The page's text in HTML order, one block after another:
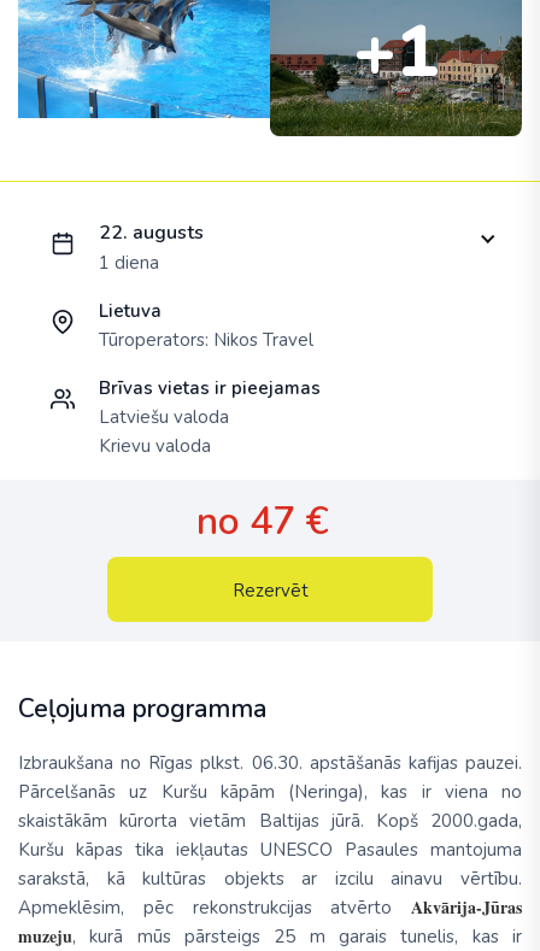
+1
Ceļojuma programma
Izbraukšana no Rīgas plkst. 06.30. apstāšanās kafijas pauzei.
Pārcelšanās uz Kuršu kāpām (Neringa), kas ir viena no
skaistākām kūrorta vietām Baltijas jūrā. Kopš 2000.gada,
Kuršu kāpas tika iekļautas UNESCO Pasaules mantojuma
sarakstā, kā kultūras objekts ar izcilu ainavu vērtību.
Apmeklēsim, pēc rekonstrukcijas atvērto Akvārija-Jūras
muzeju, kurā mūs pārsteigs 25 m garais tunelis, kas ir
22. augusts
1 diena
Lietuva
Tūroperators: Nikos Travel
Brīvas vietas ir pieejamas
Latviešu valoda
Krievu valoda
no 47 €
Rezervēt